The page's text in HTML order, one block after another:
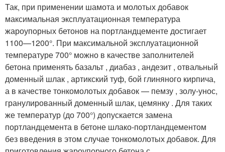
Так, при применении шамота и молотых добавок
максимальная эксплуатационная температура
жароупорных бетонов на портландцементе достигает
1100—1200°. При максимальной эксплуатационной
температуре 700° можно в качестве заполнителей
бетона применять базальт , диабаз , андезит , отвальный
доменный шлак , артикский туф, бой глиняного кирпича,
а в качестве тонкомолотых добавок — пемзу , золу-унос,
гранулированный доменный шлак, цемянку . Для таких
же температур (до 700°) допускается замена
портландцемента в бетоне шлако-портландцементом
без введения в этом случае тонкомолотых добавок. Для